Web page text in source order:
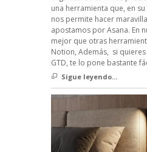
una herramienta que, en
nos permite hacer
apostamos por Asana. En
mejor que otras
Notion, Además, si
GTD, te lo pone bastante
Sigue leyendo...